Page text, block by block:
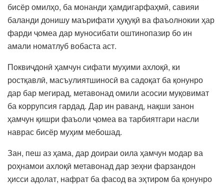
бисёр омилҳо, ба монанди ҳамдигарфаҳмӣ, савияи
баланди донишу маърифати ҳуқуқӣ ва фаъолнокии ҳар
фарди ҷомеа дар муносибати оштинопазир бо ин
амали номатлуб вобаста аст.
Поквиҷдонӣ ҳамчун сифати муҳими ахлоқӣ, ки
ростқавлӣ, масъулиятшиносӣ ва садоқат ба қонунро
дар бар мегирад, метавонад омили асосии муқовимат
ба коррупсия гардад. Дар ин раванд, нақши занон
ҳамчун қишри фаъоли ҷомеа ва тарбиятгари насли
наврас бисёр муҳим мебошад.
Зан, пеш аз ҳама, дар доираи оила ҳамчун модар ва
роҳнамои ахлоқӣ метавонад дар зеҳни фарзандон
ҳисси адолат, нафрат ба фасод ва эҳтиром ба қонунро